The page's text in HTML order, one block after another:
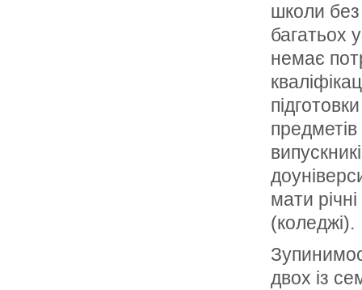
школи без
багатьох
немає
предметів
мати
(коледжі).
двох із